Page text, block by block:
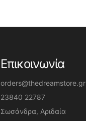
Επικοινωνία
orders@thedreamstore.gr
23840 22787
Σωσάνδρα, Αριδαία